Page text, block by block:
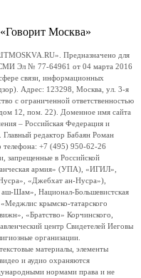
Москва»
Предназначено для
СМИ Эл № 77-64961 от 04 марта 2016
связи, информационных
Адрес: 123298, Москва, ул. 3-я
с ограниченной ответственностью
12, пом. 22). Доменное имя сайта
– Российская Федерация и
редактор Бабаян Роман
+7 (495) 950-62-26
запрещенные в Российской
армия» (УПА), «ИГИЛ»,
«Джебхат ан-Нусра»),
Шам», Национал-Большевистская
крымско-татарского
«Братство» Корчинского,
центр Свидетелей Иеговы
организации.
материалы, элементы
и аудио охраняются
нормами права и не